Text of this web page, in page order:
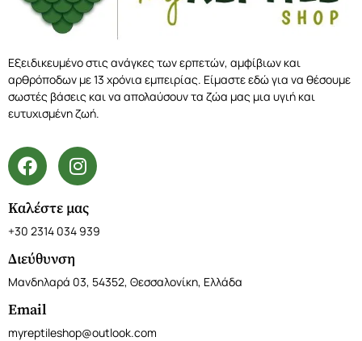
Εξειδικευμένο στις ανάγκες των ερπετών, αμφίβιων και
αρθρόποδων με 13 χρόνια εμπειρίας. Είμαστε εδώ για να θέσουμε
σωστές βάσεις και να απολαύσουν τα ζώα μας μια υγιή και
ευτυχισμένη ζωή.
Καλέστε μας
+30 2314 034 939
Διεύθυνση
Μανδηλαρά 03, 54352, Θεσσαλονίκη, Ελλάδα
Email
myreptileshop@outlook.com